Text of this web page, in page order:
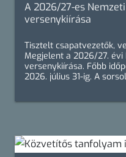
A 2026/27-es
versenykiírása
Tisztelt csapatvezetők,
Megjelent a 2026/27. évi
versenykiírása. Főbb
2026. július 31-ig. A